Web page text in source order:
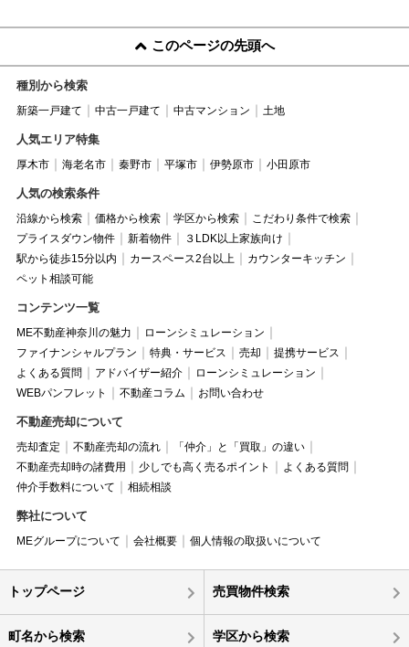
このページの先頭へ
種別から検索
新築一戸建て 中古一戸建て 中古マンション 土地
人気エリア特集
厚木市 海老名市 秦野市 平塚市 伊勢原市 小田原市
人気の検索条件
沿線から検索 価格から検索 学区から検索
こだわり条件で検索
プライスダウン物件
新着物件
３LDK以上家族向け
駅から徒歩15分以内
カースペース2台以上
カウンターキッチン
ペット相談可能
コンテンツ一覧
ME不動産神奈川の魅力
ローンシミュレーション
ファイナンシャルプラン
特典・サービス 売却
提携サービス
よくある質問
アドバイザー紹介
ローンシミュレーション
WEBパンフレット
不動産コラム お問い合わせ
不動産売却について
売却査定 不動産売却の流れ
「仲介」と「買取」の違い
不動産売却時の諸費用
少しでも高く売るポイント
よくある質問
仲介手数料について
相続相談
弊社について
MEグループについて 会社概要 個人情報の取扱いについて
トップページ 売買物件検索
町名から検索 学区から検索